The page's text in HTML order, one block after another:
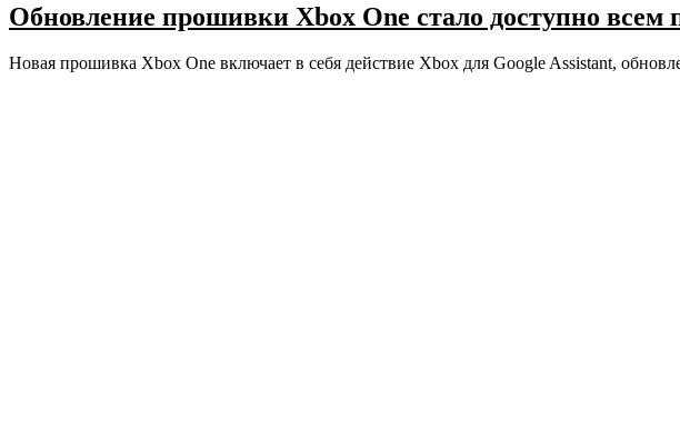
Обновление прошивки Xbox One стало доступно всем
Новая прошивка Xbox One включает в себя действие Xbox для Google Assistant,